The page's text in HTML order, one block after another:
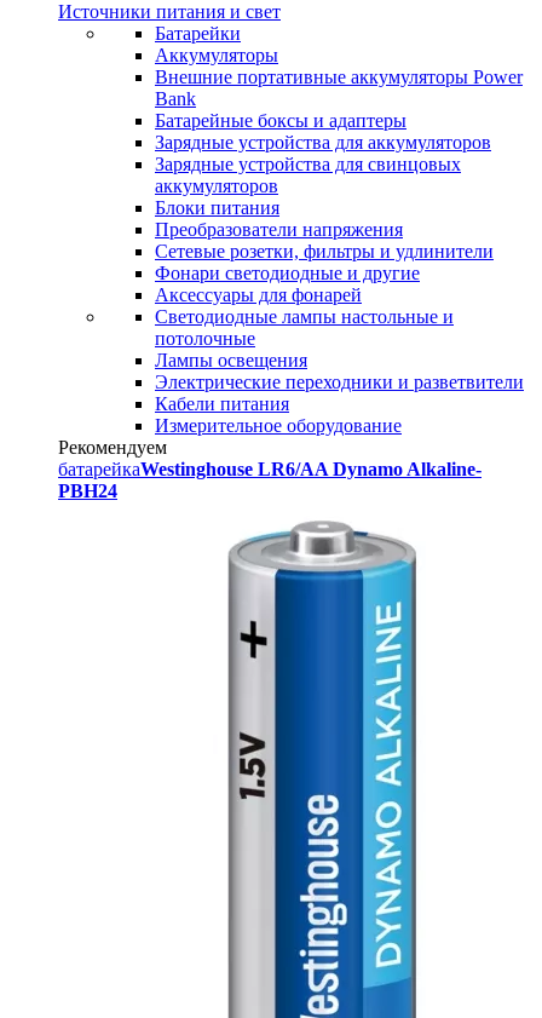
Источники питания и свет
Батарейки
Аккумуляторы
Внешние портативные аккумуляторы Power
Bank
Батарейные боксы и адаптеры
Зарядные устройства для аккумуляторов
Зарядные устройства для свинцовых
аккумуляторов
Блоки питания
Преобразователи напряжения
Сетевые розетки, фильтры и удлинители
Фонари светодиодные и другие
Аксессуары для фонарей
Светодиодные лампы настольные и
потолочные
Лампы освещения
Электрические переходники и разветвители
Кабели питания
Измерительное оборудование
Рекомендуем
батарейкаWestinghouse LR6/AA Dynamo Alkaline-
PBH24